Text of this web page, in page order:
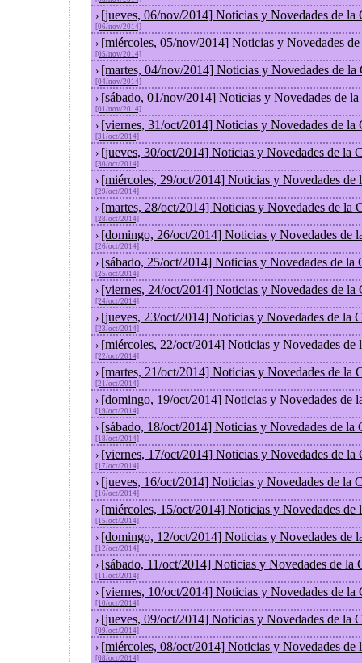
› [jueves, 06/nov/2014] Noticias y Novedades de la
[06/nov/2014]
› [miércoles, 05/nov/2014] Noticias y Novedades
[05/nov/2014]
› [martes, 04/nov/2014] Noticias y Novedades de la
[04/nov/2014]
› [sábado, 01/nov/2014] Noticias y Novedades de
[01/nov/2014]
› [viernes, 31/oct/2014] Noticias y Novedades de la
[31/oct/2014]
› [jueves, 30/oct/2014] Noticias y Novedades de la
[30/oct/2014]
› [miércoles, 29/oct/2014] Noticias y Novedades de
[29/oct/2014]
› [martes, 28/oct/2014] Noticias y Novedades de la
[28/oct/2014]
› [domingo, 26/oct/2014] Noticias y Novedades de
[26/oct/2014]
› [sábado, 25/oct/2014] Noticias y Novedades de la
[25/oct/2014]
› [viernes, 24/oct/2014] Noticias y Novedades de la
[24/oct/2014]
› [jueves, 23/oct/2014] Noticias y Novedades de la
[23/oct/2014]
› [miércoles, 22/oct/2014] Noticias y Novedades de
[22/oct/2014]
› [martes, 21/oct/2014] Noticias y Novedades de la
[21/oct/2014]
› [domingo, 19/oct/2014] Noticias y Novedades de
[19/oct/2014]
› [sábado, 18/oct/2014] Noticias y Novedades de la
[18/oct/2014]
› [viernes, 17/oct/2014] Noticias y Novedades de la
[17/oct/2014]
› [jueves, 16/oct/2014] Noticias y Novedades de la
[16/oct/2014]
› [miércoles, 15/oct/2014] Noticias y Novedades de
[15/oct/2014]
› [domingo, 12/oct/2014] Noticias y Novedades de
[12/oct/2014]
› [sábado, 11/oct/2014] Noticias y Novedades de la
[11/oct/2014]
› [viernes, 10/oct/2014] Noticias y Novedades de la
[10/oct/2014]
› [jueves, 09/oct/2014] Noticias y Novedades de la
[09/oct/2014]
› [miércoles, 08/oct/2014] Noticias y Novedades de
[08/oct/2014]